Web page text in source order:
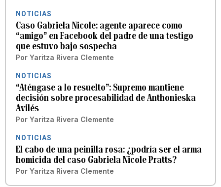
NOTICIAS
Caso Gabriela Nicole: agente aparece como
“amigo” en Facebook del padre de una testigo
que estuvo bajo sospecha
Por Yaritza Rivera Clemente
NOTICIAS
“Aténgase a lo resuelto”: Supremo mantiene
decisión sobre procesabilidad de Anthonieska
Avilés
Por Yaritza Rivera Clemente
NOTICIAS
El cabo de una peinilla rosa: ¿podría ser el arma
homicida del caso Gabriela Nicole Pratts?
Por Yaritza Rivera Clemente